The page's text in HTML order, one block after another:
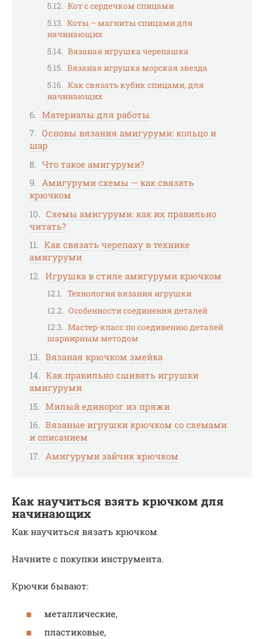
Кот с сердечком спицами
Коты – магниты спицами для
начинающих
Вязаная игрушка черепашка
Вязаная игрушка морская звезда
Как связать кубик спицами, для
начинающих
Материалы для работы
Основы вязания амигуруми: кольцо и
шар
Что такое амигуруми?
Амигуруми схемы — как связать
крючком
Схемы амигуруми: как их правильно
читать?
Как связать черепаху в технике
амигуруми
Игрушка в стиле амигуруми крючком
Технология вязания игрушки
Особенности соединения деталей
Мастер-класс по соединению деталей
шарнирным методом
Вязаная крючком змейка
Как правильно сшивать игрушки
амигуруми
Милый единорог из пряжи
Вязаные игрушки крючком со схемами
и описанием
Амигуруми зайчик крючком
Как научиться взять крючком для
начинающих
Как научиться вязать крючком
Начните с покупки инструмента.
Крючки бывают:
металлические,
пластиковые,